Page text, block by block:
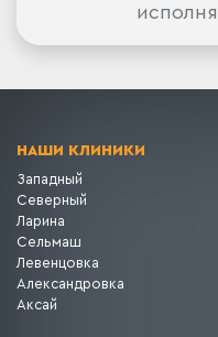
НАШИ КЛИНИКИ
Западный
Северный
Ларина
Сельмаш
Левенцовка
Александровка
Аксай